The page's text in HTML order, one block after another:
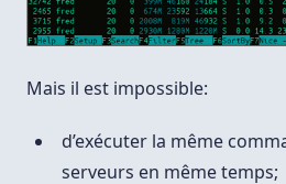
Mais il est impossible:
d’exécuter la même
serveurs en même temps;